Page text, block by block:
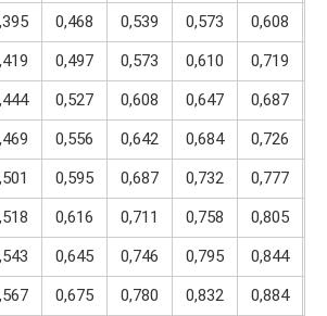
0,468 0,539 0,573 0,608
0,497 0,573 0,610 0,719
0,527 0,608 0,647 0,687
0,556 0,642 0,684 0,726
0,595 0,687 0,732 0,777
0,616 0,711 0,758 0,805
0,645 0,746 0,795 0,844
0,675 0,780 0,832 0,884